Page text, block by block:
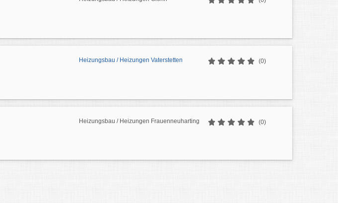
Heizungsbau / Heizungen Vaterstetten (0)
Heizungsbau / Heizungen Frauenneuharting (0)